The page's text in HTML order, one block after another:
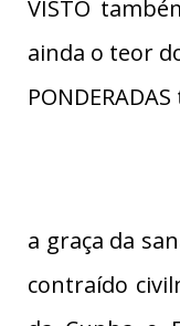
VISTO
ainda o teor
a graça da
contraído